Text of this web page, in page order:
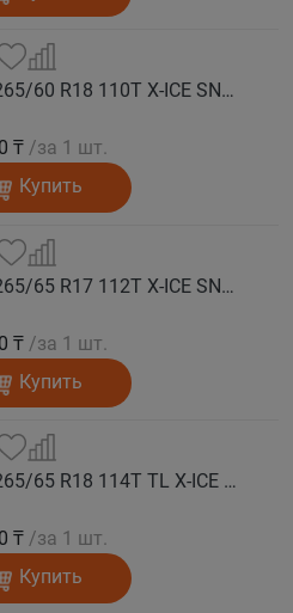
MICHELIN Автошина 265/60 R18 110T X-ICE SNOW SUV зима
₸ /за 1 шт.
Купить
MICHELIN Автошина 265/65 R17 112T X-ICE SNOW SUV зима
₸ /за 1 шт.
Купить
MICHELIN Автошина 265/65 R18 114T TL X-ICE SNOW SUV зима
₸ /за 1 шт.
Купить